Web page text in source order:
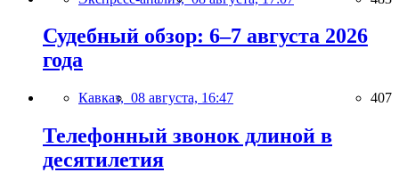
Судебный обзор: 6–7 августа 2026
года
Кавказ, 08 августа, 16:47 407
Телефонный звонок длиной в
десятилетия